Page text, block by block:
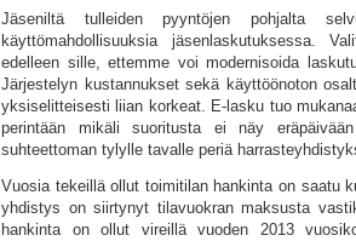
Jäseniltä tulleiden pyyntöjen pohjalta
käyttömahdollisuuksia jäsenlaskutuksessa.
edelleen sille, ettemme voi modernisoida
Järjestelyn kustannukset sekä käyttöönoton
yksiselitteisesti liian korkeat. E-lasku tuo
perintään mikäli suoritusta ei näy
suhteettoman tylylle tavalle periä
Vuosia tekeillä ollut toimitilan hankinta on saatu
yhdistys on siirtynyt tilavuokran maksusta
hankinta on ollut vireillä vuoden 2013